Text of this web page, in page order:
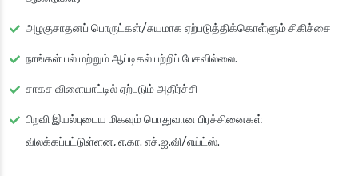
அழகுசாதனப் பொருட்கள்/சுயமாக ஏற்படுத்திக்கொள்ளும் சிகிச்சை
நாங்கள் பல் மற்றும் ஆப்டிகல் பற்றிப் பேசவில்லை.
சாகச விளையாட்டில் ஏற்படும் அதிர்ச்சி
பிறவி இயல்புடைய மிகவும் பொதுவான பிரச்சினைகள்
விலக்கப்பட்டுள்ளன, எ.கா. எச்.ஐ.வி/எய்ட்ஸ்.